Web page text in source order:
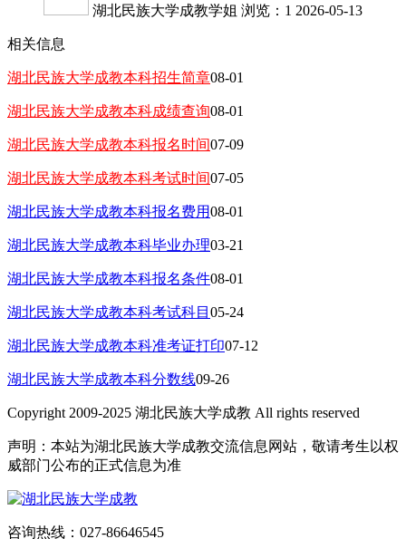
湖北民族大学成教学姐 浏览：1 2026-05-13
相关信息
湖北民族大学成教本科招生简章08-01
湖北民族大学成教本科成绩查询08-01
湖北民族大学成教本科报名时间07-09
湖北民族大学成教本科考试时间07-05
湖北民族大学成教本科报名费用08-01
湖北民族大学成教本科毕业办理03-21
湖北民族大学成教本科报名条件08-01
湖北民族大学成教本科考试科目 05-24
湖北民族大学成教本科准考证打印07-12
湖北民族大学成教本科分数线09-26
Copyright 2009-2025 湖北民族大学成教 All rights reserved
声明：本站为湖北民族大学成教交流信息网站，敬请考生以权
威部门公布的正式信息为准
咨询热线：027-86646545